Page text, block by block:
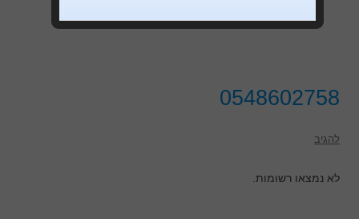
0548602758
להגיב
לא נמצאו רשומות.